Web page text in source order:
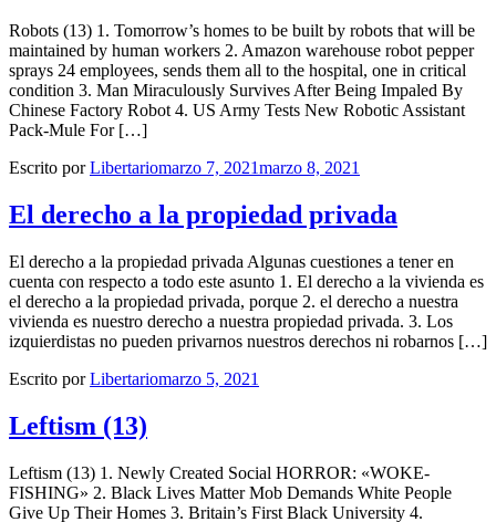
Robots (13) 1. Tomorrow’s homes to be built by robots that will be
maintained by human workers 2. Amazon warehouse robot pepper
sprays 24 employees, sends them all to the hospital, one in critical
condition 3. Man Miraculously Survives After Being Impaled By
Chinese Factory Robot 4. US Army Tests New Robotic Assistant
Pack-Mule For […]
Escrito porLibertariomarzo 7, 2021marzo 8, 2021
El derecho a la propiedad privada
El derecho a la propiedad privada Algunas cuestiones a tener en
cuenta con respecto a todo este asunto 1. El derecho a la vivienda es
el derecho a la propiedad privada, porque 2. el derecho a nuestra
vivienda es nuestro derecho a nuestra propiedad privada. 3. Los
izquierdistas no pueden privarnos nuestros derechos ni robarnos […]
Escrito porLibertariomarzo 5, 2021
Leftism (13)
Leftism (13) 1. Newly Created Social HORROR: «WOKE-
FISHING» 2. Black Lives Matter Mob Demands White People
Give Up Their Homes 3. Britain’s First Black University 4.